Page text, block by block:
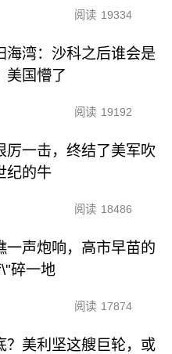
阅读 19334
海湾：沙科之后谁会是
美国懵了
阅读 19192
厉一击，终结了美军吹
纪的牛
阅读 18486
一声炮响，高市早苗的
碎一地
阅读 17874
？美利坚这艘巨轮，或